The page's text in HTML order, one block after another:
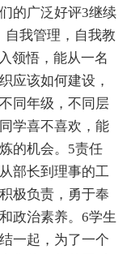
的广泛好评3继续
自我管理，自我教
领悟，能从一名
应该如何建设，
同年级，不同层
学喜不喜欢，能
的机会。5责任
部长到理事的工
极负责，勇于奉
政治素养。6学生
一起，为了一个